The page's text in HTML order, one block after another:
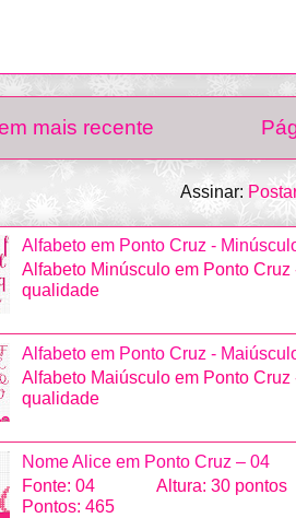
mais recente
Assinar:
Alfabeto em Ponto Cruz -
Alfabeto Minúsculo em Ponto
qualidade
Alfabeto em Ponto Cruz -
Alfabeto Maiúsculo em Ponto
qualidade
Nome Alice em Ponto Cruz – 04
Fonte: 04 Altura: 30
Pontos: 465